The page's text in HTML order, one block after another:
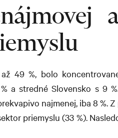
49 %, bolo
a stredné Slovensko s 9
najmenej, iba 8 %.
priemyslu (33 %).